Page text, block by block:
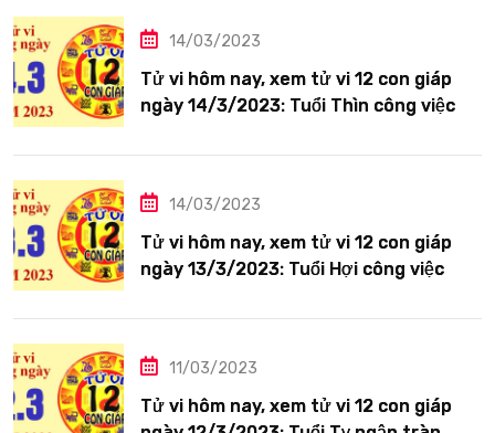
14/03/2023
Tử vi hôm nay, xem tử vi 12 con giáp
ngày 14/3/2023: Tuổi Thìn công việc
14/03/2023
Tử vi hôm nay, xem tử vi 12 con giáp
ngày 13/3/2023: Tuổi Hợi công việc
11/03/2023
Tử vi hôm nay, xem tử vi 12 con giáp